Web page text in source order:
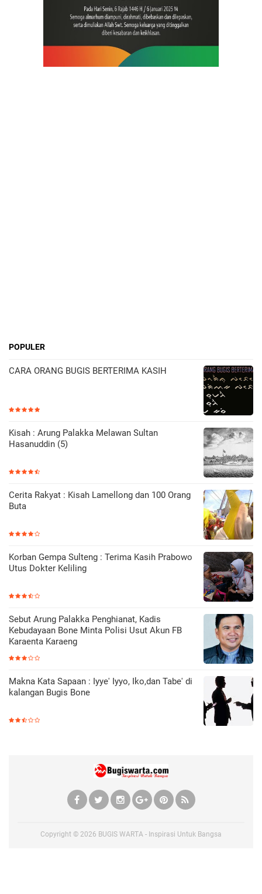
POPULER
CARA ORANG BUGIS BERTERIMA KASIH
Kisah : Arung Palakka Melawan Sultan
Hasanuddin (5)
Cerita Rakyat : Kisah Lamellong dan 100 Orang
Buta
Korban Gempa Sulteng : Terima Kasih Prabowo
Utus Dokter Keliling
Sebut Arung Palakka Penghianat, Kadis
Kebudayaan Bone Minta Polisi Usut Akun FB
Karaenta Karaeng
Makna Kata Sapaan : Iyye' Iyyo, Iko,dan Tabe' di
kalangan Bugis Bone
Copyright © 2026 BUGIS WARTA - Inspirasi Untuk Bangsa